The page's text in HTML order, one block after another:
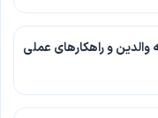
والدین و راهکارهای عملی